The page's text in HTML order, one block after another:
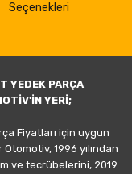
Seçenekleri
YEDEK PARÇA
YERİ;
Fiyatları için uygun
1996 yılından
ve tecrübelerini, 2019